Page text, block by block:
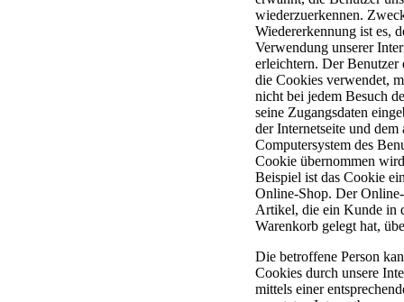
wiederzuerkennen.
Wiedererkennung ist es,
Verwendung unserer
erleichtern. Der Benutzer
die Cookies verwendet,
nicht bei jedem Besuch
seine Zugangsdaten
der Internetseite und dem
Computersystem des
Cookie übernommen
Beispiel ist das Cookie
Online-Shop. Der
Artikel, die ein Kunde in
Warenkorb gelegt hat,
Die betroffene Person
Cookies durch unsere
mittels einer